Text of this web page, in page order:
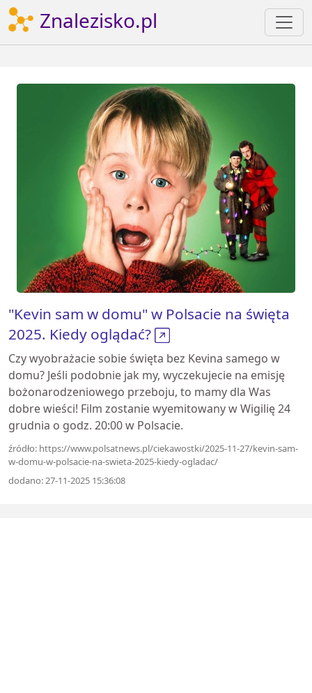
Znalezisko.pl
"Kevin sam w domu" w Polsacie na święta
2025. Kiedy oglądać?
Czy wyobrażacie sobie święta bez Kevina samego w
domu? Jeśli podobnie jak my, wyczekujecie na emisję
bożonarodzeniowego przeboju, to mamy dla Was
dobre wieści! Film zostanie wyemitowany w Wigilię 24
grudnia o godz. 20:00 w Polsacie.
źródło: https://www.polsatnews.pl/ciekawostki/2025-11-27/kevin-sam-
w-domu-w-polsacie-na-swieta-2025-kiedy-ogladac/
dodano: 27-11-2025 15:36:08